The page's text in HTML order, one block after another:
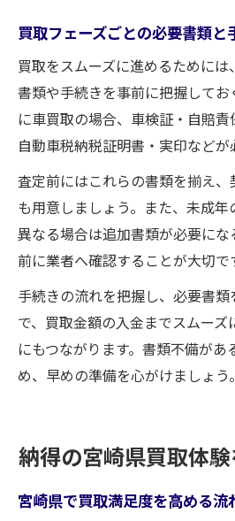
買取フェーズごとの必要書類と
買取をスムーズに進めるために
書類や手続きを事前に把握して
に車買取の場合、車検証・自賠責
自動車税納税証明書・実印などが
査定前にはこれらの書類を揃え
も用意しましょう。また、未成
異なる場合は追加書類が必要に
前に業者へ確認することが大切で
手続きの流れを把握し、必要書類
で、買取金額の入金までスムー
にもつながります。書類不備があ
め、早めの準備を心がけましょう。
納得の宮崎県買取体
宮崎県で買取満足度を高める流